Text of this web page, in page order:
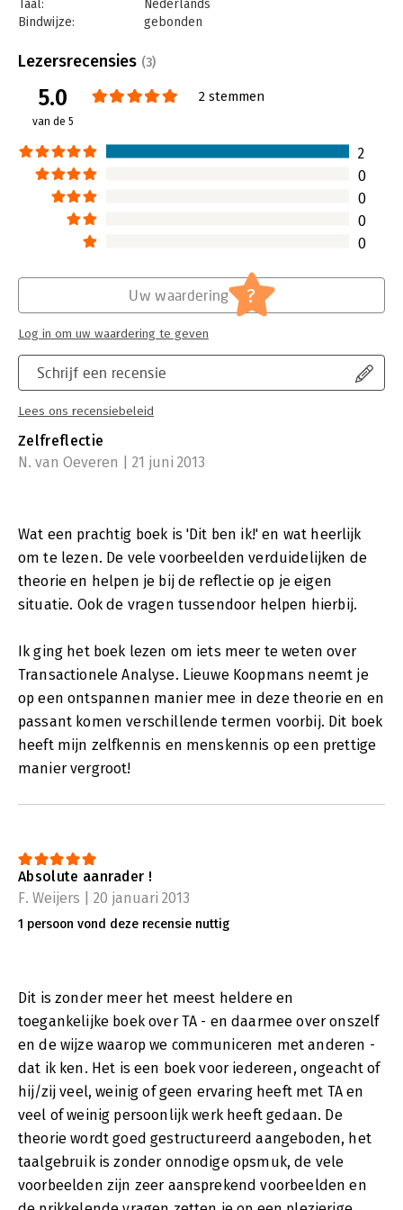
Taal:
Nederlands
Bindwijze:
gebonden
Uitgever:
Uitgeverij Thema
Verschijningsdatum:
8-8-2018
Hoofdrubriek:
Lezersrecensies (3)
5.0
van de 5
2 stemmen
2
0
0
0
0
Schrijf een recensie
Lees ons recensiebeleid
Uw waardering ?
Log in om uw waardering te geven
Zelfreflectie
N. van Oeveren | 21 juni 2013
Wat een prachtig boek is 'Dit ben ik!' en wat heerlijk
om te lezen. De vele voorbeelden verduidelijken de
theorie en helpen je bij de reflectie op je eigen
situatie. Ook de vragen tussendoor helpen hierbij.
Ik ging het boek lezen om iets meer te weten over
Transactionele Analyse. Lieuwe Koopmans neemt je
op een ontspannen manier mee in deze theorie en en
passant komen verschillende termen voorbij. Dit boek
heeft mijn zelfkennis en menskennis op een prettige
manier vergroot!
Absolute aanrader !
F. Weijers | 20 januari 2013
1 persoon vond deze recensie nuttig
Dit is zonder meer het meest heldere en
toegankelijke boek over TA - en daarmee over onszelf
en de wijze waarop we communiceren met anderen -
dat ik ken. Het is een boek voor iedereen, ongeacht of
hij/zij veel, weinig of geen ervaring heeft met TA en
veel of weinig persoonlijk werk heeft gedaan. De
theorie wordt goed gestructureerd aangeboden, het
taalgebruik is zonder onnodige opsmuk, de vele
voorbeelden zijn zeer aansprekend voorbeelden en